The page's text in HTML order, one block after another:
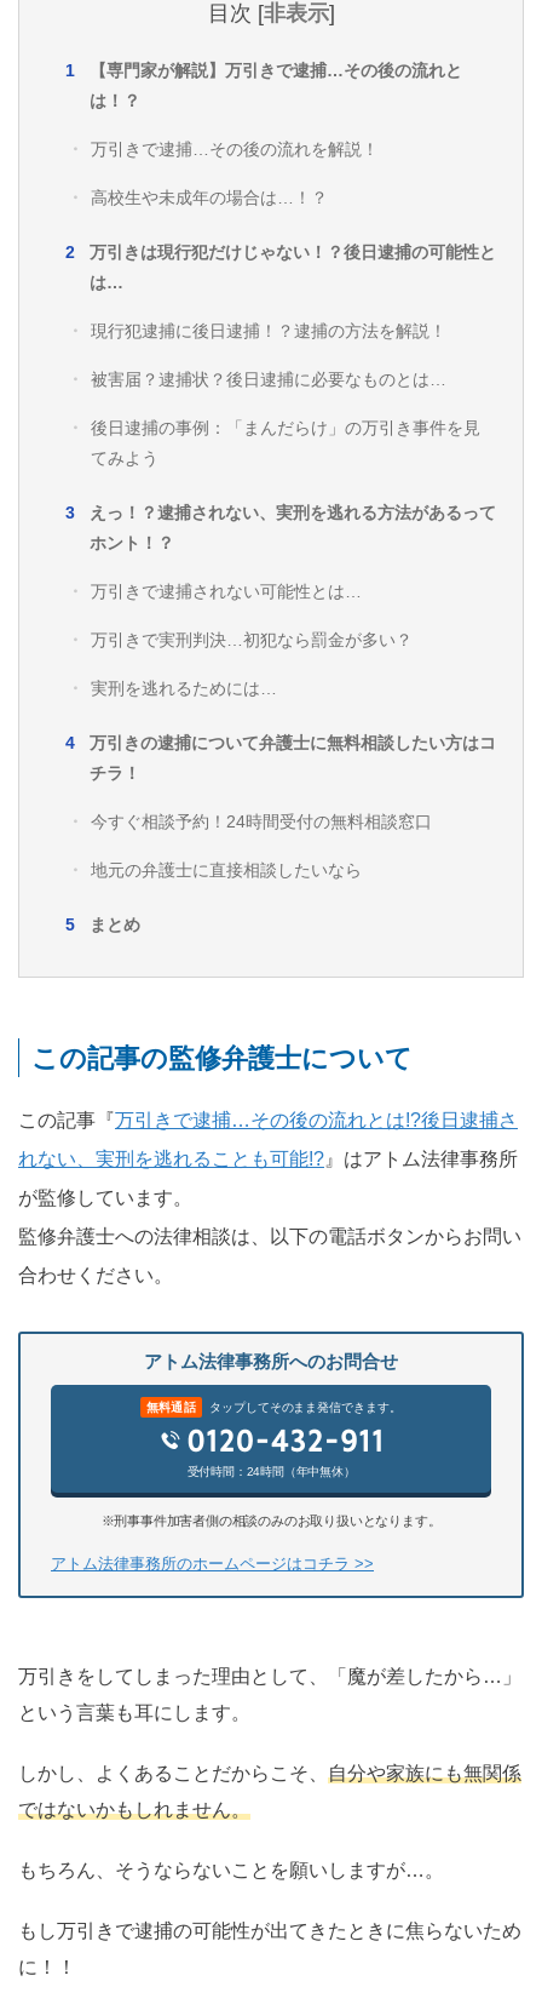
目次 [非表示]
【専門家が解説】万引きで逮捕…その後の流れと
は！？
万引きで逮捕…その後の流れを解説！
高校生や未成年の場合は…！？
万引きは現行犯だけじゃない！？後日逮捕の可能性と
は…
現行犯逮捕に後日逮捕！？逮捕の方法を解説！
被害届？逮捕状？後日逮捕に必要なものとは…
後日逮捕の事例：「まんだらけ」の万引き事件を見
てみよう
えっ！？逮捕されない、実刑を逃れる方法があるって
ホント！？
万引きで逮捕されない可能性とは…
万引きで実刑判決…初犯なら罰金が多い？
実刑を逃れるためには…
万引きの逮捕について弁護士に無料相談したい方はコ
チラ！
今すぐ相談予約！24時間受付の無料相談窓口
地元の弁護士に直接相談したいなら
まとめ
この記事の監修弁護士について
この記事『 万引きで逮捕…その後の流れとは!?後日逮捕さ
れない、実刑を逃れることも可能!?』はアトム法律事務所
が監修しています。
監修弁護士への法律相談は、以下の電話ボタンからお問い
合わせください。
アトム法律事務所へのお問合せ
無料通話 タップしてそのまま発信できます。
受付時間：24時間（年中無休）
※刑事事件加害者側の相談のみのお取り扱いとなります。
アトム法律事務所のホームページはコチラ >>
万引きをしてしまった理由として、「魔が差したから…」
という言葉も耳にします。
しかし、よくあることだからこそ、 自分や家族にも無関係
ではないかもしれません。
もちろん、そうならないことを願いしますが…。
もし万引きで逮捕の可能性が出てきたときに焦らないため
に！！